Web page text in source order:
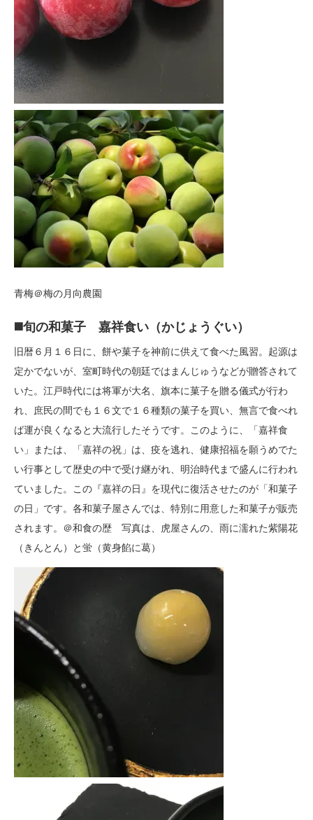
青梅＠梅の月向農園
◼️旬の和菓子 嘉祥食い（かじょうぐい）
旧暦６月１６日に、餅や菓子を神前に供えて食べた風習。起源は
定かでないが、室町時代の朝廷ではまんじゅうなどが贈答されて
いた。江戸時代には将軍が大名、旗本に菓子を贈る儀式が行わ
れ、庶民の間でも１６文で１６種類の菓子を買い、無言で食べれ
ば運が良くなると大流行したそうです。このように、「嘉祥食
い」または、「嘉祥の祝」は、疫を逃れ、健康招福を願うめでた
い行事として歴史の中で受け継がれ、明治時代まで盛んに行われ
ていました。この『嘉祥の日』を現代に復活させたのが「和菓子
の日」です。各和菓子屋さんでは、特別に用意した和菓子が販売
されます。＠和食の歴 写真は、虎屋さんの、雨に濡れた紫陽花
（きんとん）と蛍（黄身餡に葛）